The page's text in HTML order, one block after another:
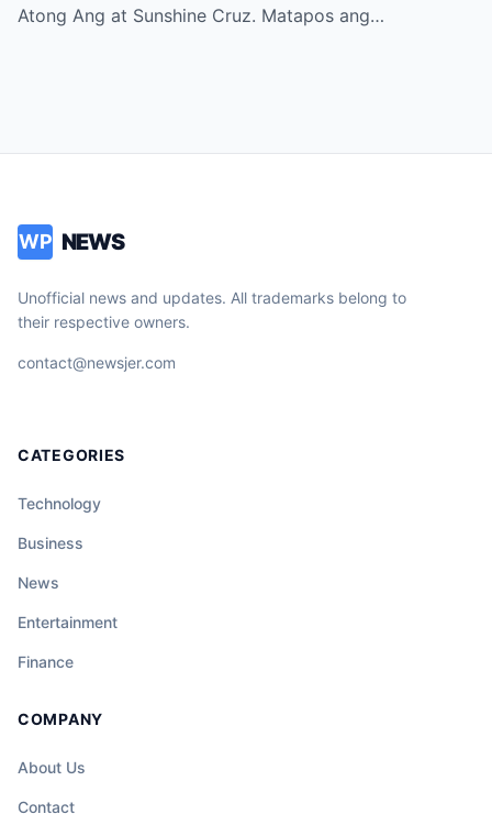
Atong Ang at Sunshine Cruz. Matapos ang…
WP NEWS
Unofficial news and updates. All trademarks belong to
their respective owners.
contact@newsjer.com
CATEGORIES
Technology
Business
News
Entertainment
Finance
COMPANY
About Us
Contact